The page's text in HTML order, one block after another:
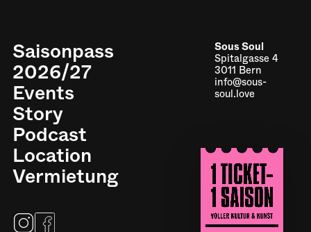
Saisonpass
2026/27
Events
Story
Podcast
Location
Vermietung
Sous Soul
Spitalgasse 4
3011 Bern
info@sous-
soul.love
Impressum
Datenschutz